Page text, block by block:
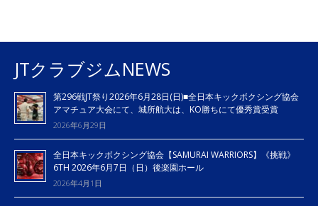
JTクラブジムNEWS
第296戦JT祭り2026年6月28日(日)■全日本キックボクシング協会
アマチュア大会にて、城所航大は、KO勝ちにて優秀賞受賞
2026年6月29日
全日本キックボクシング協会【SAMURAI WARRIORS】《挑戦》
6TH 2026年6月7日（日）後楽園ホール
2026年4月1日